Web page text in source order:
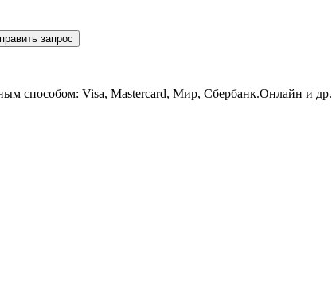
запрос
способом: Visa, Mastercard, Мир, Сбербанк.Онлайн и др.